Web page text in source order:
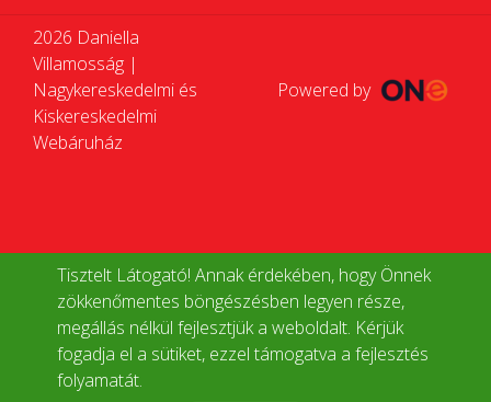
Tisztelt Látogató! Annak érdekében, hogy Önnek
zökkenőmentes böngészésben legyen része,
megállás nélkül fejlesztjük a weboldalt. Kérjük
fogadja el a sütiket, ezzel támogatva a fejlesztés
folyamatát.
2026 Daniella
Villamosság |
Nagykereskedelmi és
Kiskereskedelmi
Webáruház
Powered by